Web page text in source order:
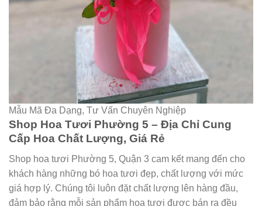
Mẫu Mã Đa Dạng, Tư Vấn Chuyên Nghiệp
Shop Hoa Tươi Phường 5 – Địa Chỉ Cung
Cấp Hoa Chất Lượng, Giá Rẻ
Shop hoa tươi Phường 5, Quận 3 cam kết mang đến cho
khách hàng những bó hoa tươi đẹp, chất lượng với mức
giá hợp lý. Chúng tôi luôn đặt chất lượng lên hàng đầu,
đảm bảo rằng mỗi sản phẩm hoa tươi được bán ra đều